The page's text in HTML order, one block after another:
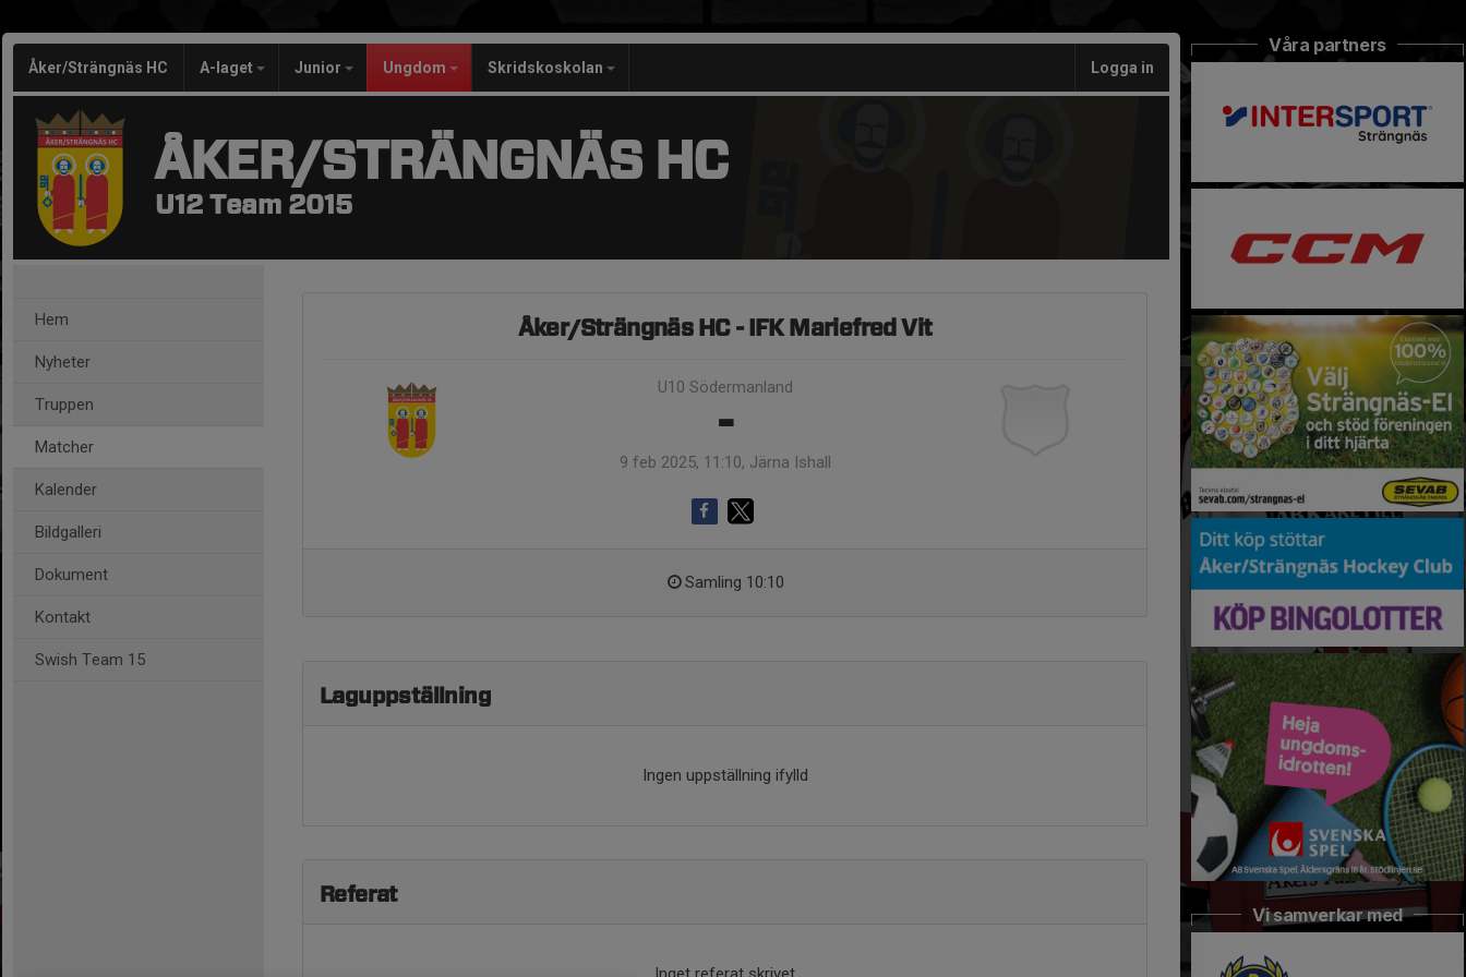
Åker/Strängnäs HC A-laget Junior Ungdom Skridskoskolan Logga in
ÅKER/STRÄNGNÄS HC
U12 Team 2015
Hem
Nyheter
Truppen
Matcher
Kalender
Bildgalleri
Dokument
Kontakt
Swish Team 15
Åker/Strängnäs HC - IFK Mariefred Vit
U10 Södermanland
-
9 feb 2025, 11:10, Järna Ishall
Samling 10:10
Laguppställning
Ingen uppställning ifylld
Referat
Våra partners
Vi samverkar med